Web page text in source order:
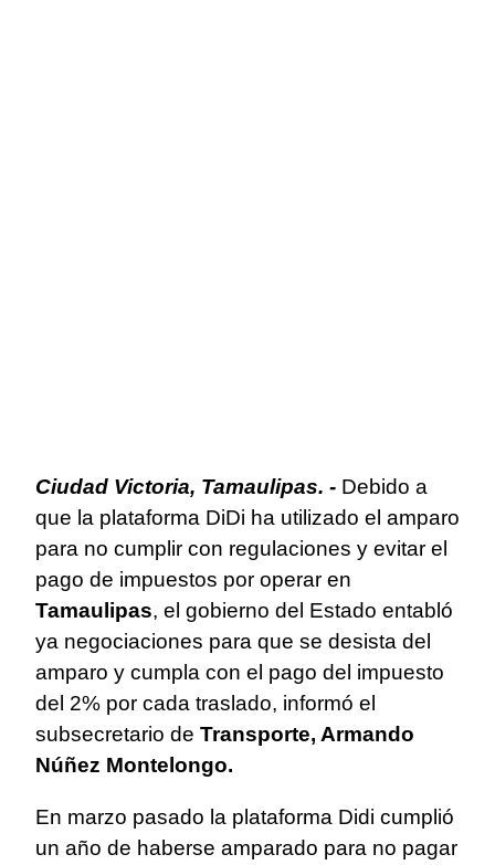
Ciudad Victoria, Tamaulipas. - Debido a
que la plataforma DiDi ha utilizado el amparo
para no cumplir con regulaciones y evitar el
pago de impuestos por operar en
Tamaulipas, el gobierno del Estado entabló
ya negociaciones para que se desista del
amparo y cumpla con el pago del impuesto
del 2% por cada traslado, informó el
subsecretario de Transporte, Armando
Núñez Montelongo.
En marzo pasado la plataforma Didi cumplió
un año de haberse amparado para no pagar